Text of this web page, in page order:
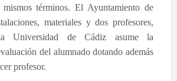
términos. El Ayuntamiento de
materiales y dos profesores,
Universidad de Cádiz asume la
del alumnado dotando además
profesor.